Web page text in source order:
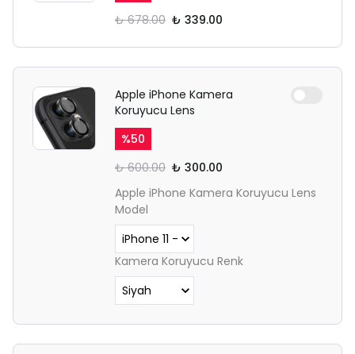
₺ 678.00 ₺ 339.00
Apple iPhone Kamera
Koruyucu Lens
%50
₺ 600.00 ₺ 300.00
Apple iPhone Kamera Koruyucu Lens
Model
Kamera Koruyucu Renk